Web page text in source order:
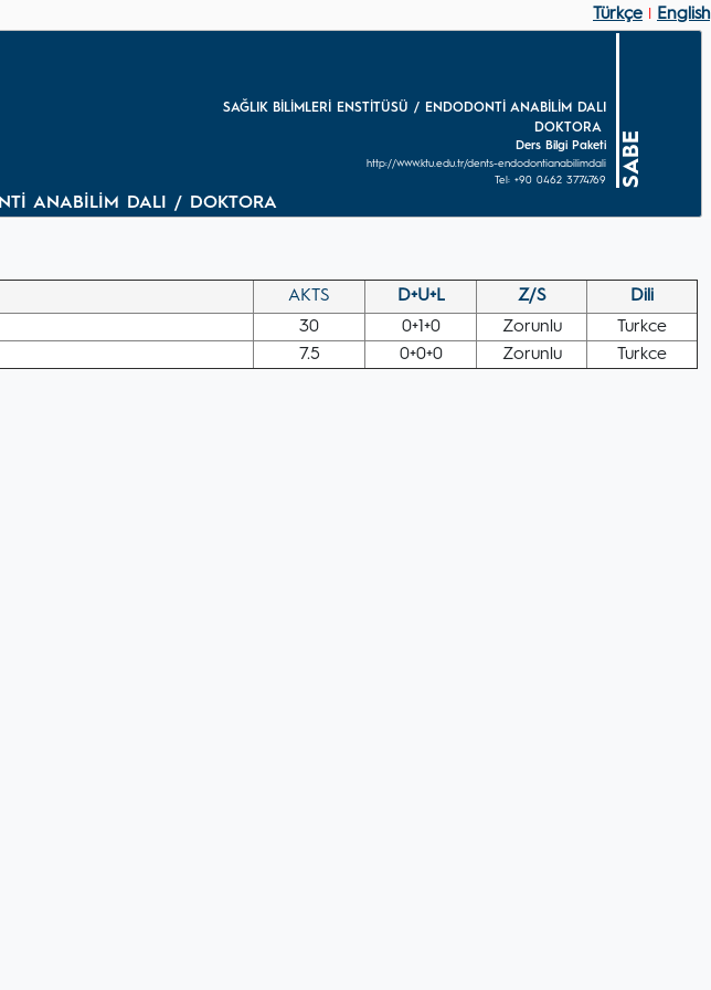
Türkçe English
SAĞLIK BİLİMLERİ ENSTİTÜSÜ / ENDODONTİ ANABİLİM DALI
DOKTORA
Ders Bilgi Paketi
http://www.ktu.edu.tr/dents-endodontianabilimdali
Tel: +90 0462 3774769
SABE
ANABİLİM DALI / DOKTORA
AKTS D+U+L Z/S
Dili
30 0+1+0 Zorunlu
Turkce
7.5 0+0+0 Zorunlu
Turkce